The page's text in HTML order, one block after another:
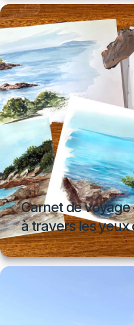
Carnet de voyage
à travers les yeux